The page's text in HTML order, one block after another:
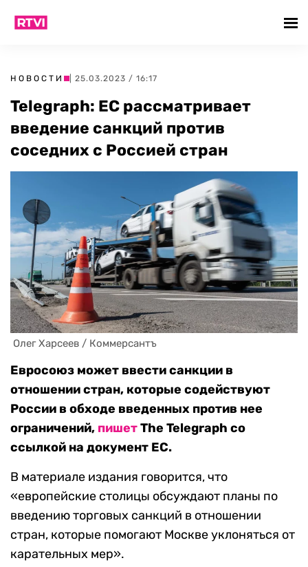
НОВОСТИ | 25.03.2023 / 16:17
Telegraph: ЕС рассматривает
введение санкций против
соседних с Россией стран
Олег Харсеев / Коммерсантъ
Евросоюз может ввести санкции в
отношении стран, которые содействуют
России в обходе введенных против нее
ограничений, пишетThe Telegraph со
ссылкой на документ ЕС.
В материале издания говорится, что
«европейские столицы обсуждают планы по
введению торговых санкций в отношении
стран, которые помогают Москве уклоняться от
карательных мер».